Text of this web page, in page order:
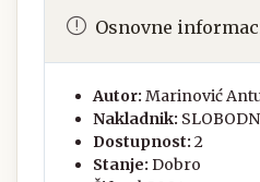
Osnovne
Autor: Marinović
Nakladnik:
Dostupnost: 2
Stanje: Dobro